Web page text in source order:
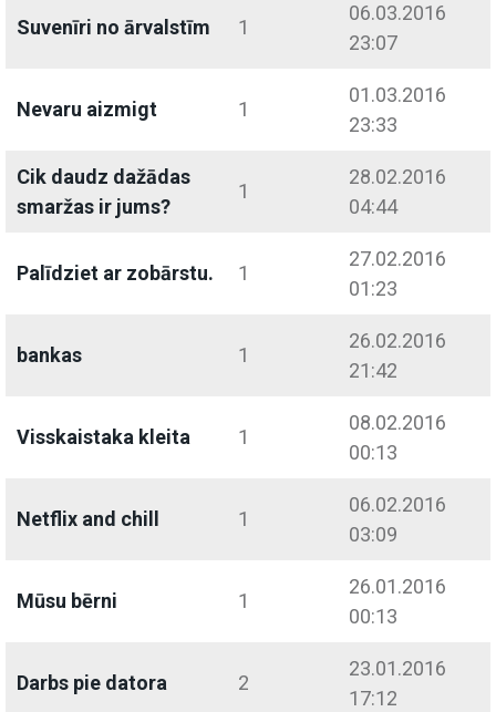
Suvenīri no ārvalstīm 1
06.03.2016
23:07
Nevaru aizmigt 1
01.03.2016
23:33
Cik daudz dažādas
smaržas ir jums?
1
28.02.2016
04:44
Palīdziet ar zobārstu. 1
27.02.2016
01:23
bankas 1
26.02.2016
21:42
Visskaistaka kleita 1
08.02.2016
00:13
Netflix and chill 1
06.02.2016
03:09
Mūsu bērni 1
26.01.2016
00:13
Darbs pie datora 2
23.01.2016
17:12